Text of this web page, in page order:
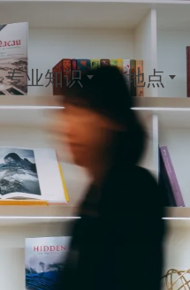
专业知识 地点